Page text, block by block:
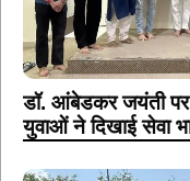
डॉ. आंबेडकर जयंती पर
युवाओं ने दिखाई सेवा